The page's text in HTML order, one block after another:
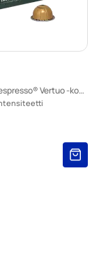
10 kapselia Nespresso® Vertuo -koneisiin